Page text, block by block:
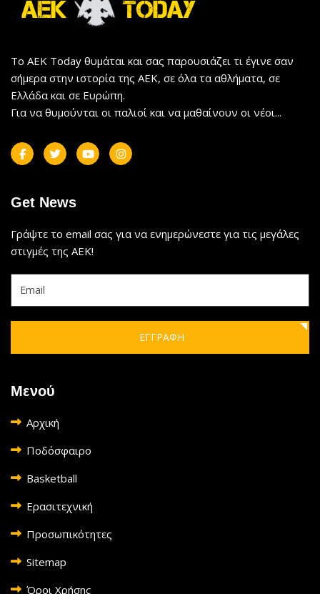
Το AEK Today θυμάται και σας παρουσιάζει τι έγινε σαν
σήμερα στην ιστορία της ΑΕΚ, σε όλα τα αθλήματα, σε
Ελλάδα και σε Ευρώπη.
Για να θυμούνται οι παλιοί και να μαθαίνουν οι νέοι...
Get News
Γράψτε το email σας για να ενημερώνεστε για τις μεγάλες
στιγμές της ΑΕΚ!
ΕΓΓΡΑΦΗ
Μενού
Αρχική
Ποδόσφαιρο
Basketball
Ερασιτεχνική
Προσωπικότητες
Sitemap
Όροι Χρήσης